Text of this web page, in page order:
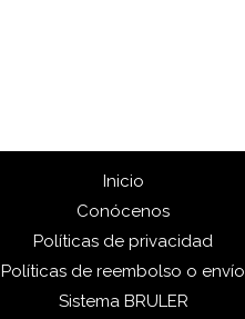
Inicio
Conócenos
Políticas de privacidad
Políticas de reembolso o envío
Sistema BRULER